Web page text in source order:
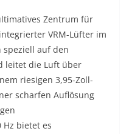
Zentrum für
VRM-Lüfter im
speziell auf den
leitet die Luft über
riesigen 3,95-Zoll-
scharfen Auflösung
bietet es